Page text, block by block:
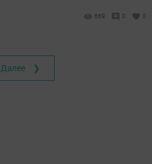
669 0 0
Далее ❯